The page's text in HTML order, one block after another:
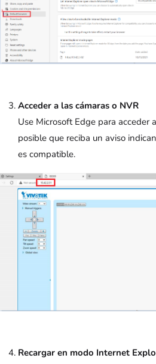
Acceder a las cámaras o NVR
Use Microsoft Edge para acceder
posible que reciba un aviso
es compatible.
Recargar en modo Internet